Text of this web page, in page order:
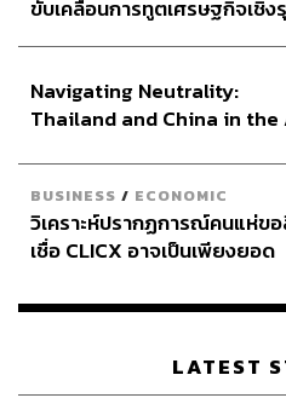
การเรียนเป็นไลฟ์โค้ชจะใช้ระ
‘เข้าใจตัวเอง-หาเป้าหมายชีวิ
ทางวิทยาศาสตร์
ความเกี่ยวข้องกับหลักการทา
ราะแครธรินเล่าให้เราฟังว่า
เกี่ยวพันกับหลักการวิทยาศาสต
องค์ประกอบของพฤติกรรมทาง
ขับเคลื่อนการทูตเศรษฐกิจเชิง
Navigating Neutrality:
Thailand and China in the
BUSINESS / ECONOMIC
วิเคราะห์ปรากฏการณ์คนแห่ข
เชื่อ CLICX อาจเป็นเพียงยอด
เรือนไทยที่ถูกซุกไว้
LATEST